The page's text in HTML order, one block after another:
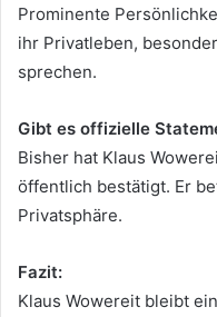
Prominente
ihr Privatleben,
sprechen.
Gibt es offizielle
Bisher hat Klaus
öffentlich bestätigt. Er
Privatsphäre.
Fazit:
Klaus Wowereit bleibt